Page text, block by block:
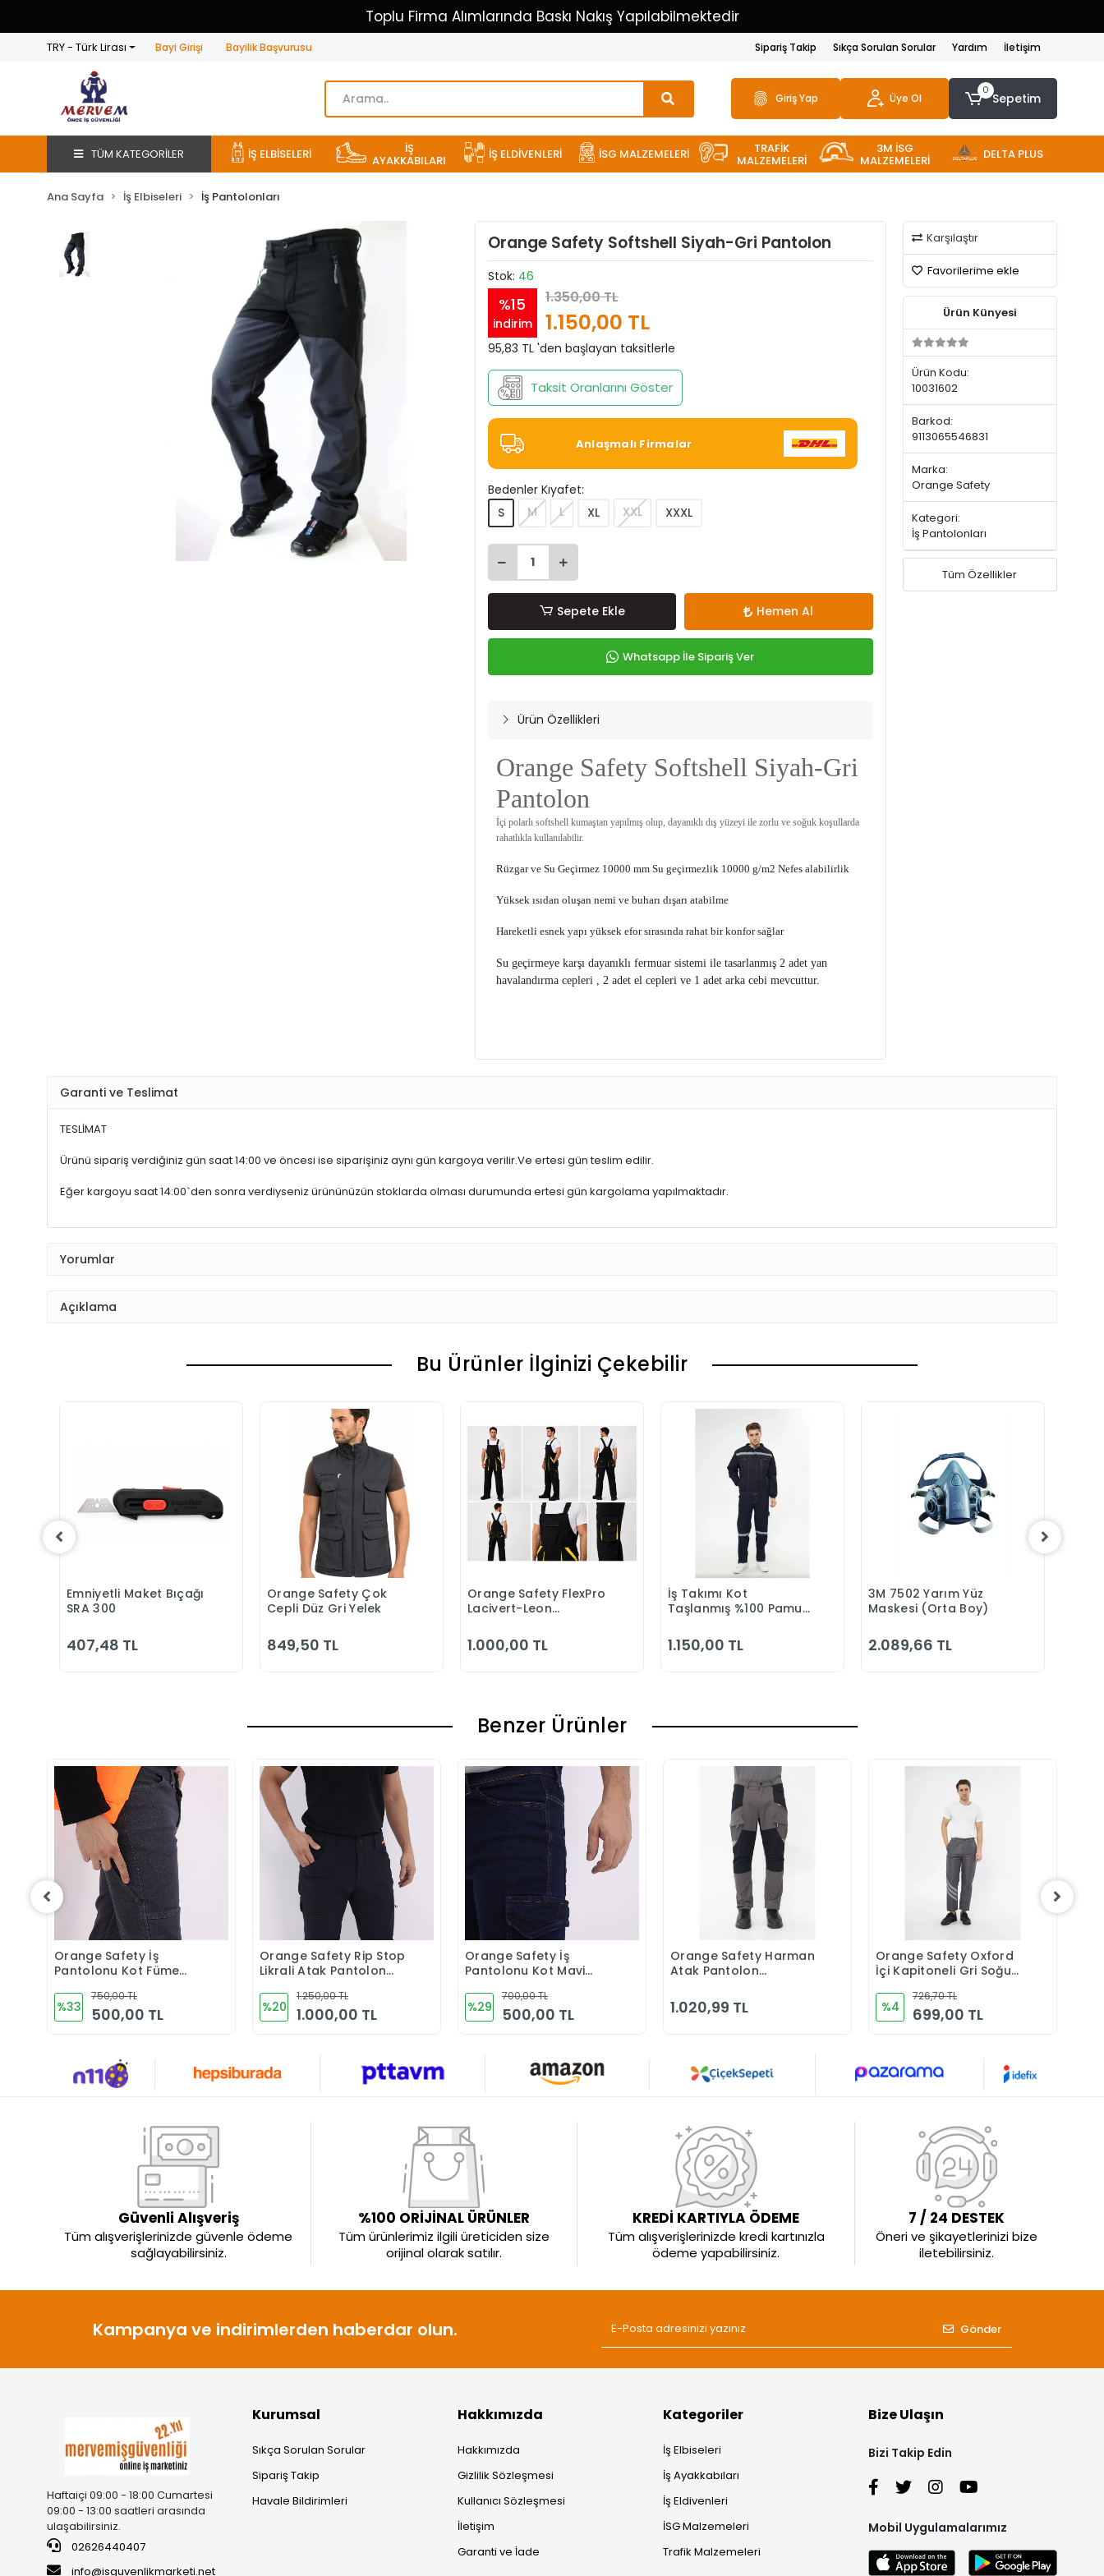
Toplu Firma Alımlarında Baskı Nakış Yapılabilmektedir
TRY - Türk Lirası Bayi Girişi Bayilik Başvurusu Sipariş Takip Sıkça Sorulan Sorular Yardım İletişim
Giriş Yap Üye Ol
0
Sepetim
TÜM KATEGORİLER İŞ ELBİSELERİ İŞ
AYAKKABILARI İŞ ELDİVENLERİ İSG MALZEMELERİ TRAFİK
MALZEMELERİ
3M İSG
MALZEMELERİ DELTA PLUS
Ana Sayfa İş Elbiseleri İş Pantolonları
Orange Safety Softshell Siyah-Gri Pantolon
Stok: 46
%15
indirim
1.350,00 TL
1.150,00 TL
95,83 TL 'den başlayan taksitlerle
Taksit Oranlarını Göster
Anlaşmalı Firmalar
Bedenler Kıyafet:
S
M L XL XXL XXXL
Sepete Ekle Hemen Al
Whatsapp İle Sipariş Ver
Ürün Özellikleri
Orange Safety Softshell Siyah-Gri
Pantolon
İçi polarlı softshell kumaştan yapılmış olup, dayanıklı dış yüzeyi ile zorlu ve soğuk koşullarda
rahatlıkla kullanılabilir.
Rüzgar ve Su Geçirmez 10000 mm Su geçirmezlik 10000 g/m2 Nefes alabilirlik
Yüksek ısıdan oluşan nemi ve buharı dışarı atabilme
Hareketli esnek yapı yüksek efor sırasında rahat bir konfor sağlar
Su geçirmeye karşı dayanıklı fermuar sistemi ile tasarlanmış 2 adet yan
havalandırma cepleri , 2 adet el cepleri ve 1 adet arka cebi mevcuttur.
Karşılaştır
Favorilerime ekle
Ürün Künyesi
Ürün Kodu:
10031602
Barkod:
9113065546831
Marka:
Orange Safety
Kategori:
İş Pantolonları
Tüm Özellikler
Garanti ve Teslimat
TESLİMAT
Ürünü sipariş verdiğiniz gün saat 14:00 ve öncesi ise siparişiniz aynı gün kargoya verilir.Ve ertesi gün teslim edilir.
Eğer kargoyu saat 14:00`den sonra verdiyseniz ürününüzün stoklarda olması durumunda ertesi gün kargolama yapılmaktadır.
Yorumlar
Açıklama
Bu Ürünler İlginizi Çekebilir
Sepete Ekle
Emniyetli Maket Bıçağı
SRA 300
407,48 TL
Sepete Ekle
Orange Safety Çok
Cepli Düz Gri Yelek
849,50 TL
Sepete Ekle
Orange Safety FlexPro
Lacivert-Leon
1.000,00 TL
Sepete Ekle
İş Takımı Kot
Taşlanmış %100 Pamuk
Yazlık
1.150,00 TL
Sepete Ekle
3M 7502 Yarım Yüz
Maskesi (Orta Boy)
2.089,66 TL
Benzer Ürünler
Sepete Ekle
Orange Safety İş
Pantolonu Kot Füme
%33
750,00 TL
500,00 TL
Sepete Ekle
Orange Safety Rip Stop
Likrali Atak Pantolon
%20
1.250,00 TL
1.000,00 TL
Sepete Ekle
Orange Safety İş
Pantolonu Kot Mavi
%29
700,00 TL
500,00 TL
Sepete Ekle
Orange Safety Harman
Atak Pantolon
İş Pantolonu
1.020,99 TL
Sepete Ekle
Orange Safety Oxford
İçi Kapitoneli Gri Soğuk
%4
726,70 TL
699,00 TL
Güvenli Alışveriş
Tüm alışverişlerinizde güvenle ödeme
sağlayabilirsiniz.
%100 ORİJİNAL ÜRÜNLER
Tüm ürünlerimiz ilgili üreticiden size
orijinal olarak satılır.
KREDİ KARTIYLA ÖDEME
Tüm alışverişlerinizde kredi kartınızla
ödeme yapabilirsiniz.
7 / 24 DESTEK
Öneri ve şikayetlerinizi bize
iletebilirsiniz.
Kampanya ve indirimlerden haberdar olun. Gönder
Haftaiçi 09:00 - 18:00 Cumartesi
09:00 - 13:00 saatleri arasında
ulaşabilirsiniz.
02626440407
info@isguvenlikmarketi.net
Kurumsal
Sıkça Sorulan Sorular
Sipariş Takip
Havale Bildirimleri
Hakkımızda
Hakkımızda
Gizlilik Sözleşmesi
Kullanıcı Sözleşmesi
İletişim
Garanti ve İade
Kategoriler
İş Elbiseleri
İş Ayakkabıları
İş Eldivenleri
İSG Malzemeleri
Trafik Malzemeleri
Bize Ulaşın
Bizi Takip Edin
Mobil Uygulamalarımız